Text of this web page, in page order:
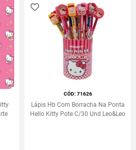
:71626
Lápis Hb Com Borracha Na Ponta
Hello Kitty Pote C/30 Und Leo&Leo